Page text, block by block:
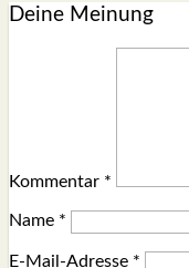
Deine Meinung
Kommentar *
Name *
E-Mail-Adresse *